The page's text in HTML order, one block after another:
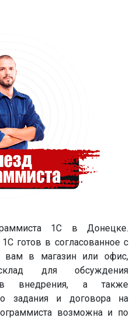
1С в Донецке.
готов в согласованное с
вам в магазин или офис,
для обсуждения
внедрения, а также
задания и договора на
возможна и по